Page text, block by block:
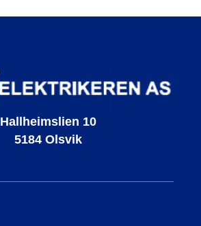
FAG-Elektrikeren AS
Hallheimslien 10
5184 Olsvik